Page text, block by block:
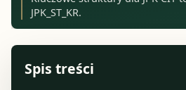
JPK_ST_KR.
Spis treści